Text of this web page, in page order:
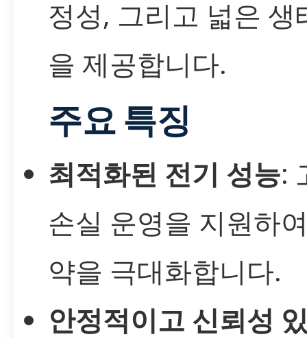
정성, 그리고 넓은 생
을 제공합니다.
주요 특징
최적화된 전기 성능:
손실 운영을 지원하
약을 극대화합니다.
안정적이고 신뢰성